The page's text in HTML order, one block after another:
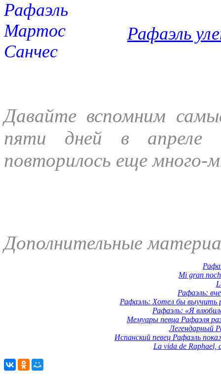
Рафаэль
Давайте вспомним
пяти дней в апреле
повторилось еще много-
Дополнительные
Mi gran
Рафаэль:
Рафаэль: Хотел бы выучить
Рафаэль: «Я
Мемуары певца Рафаэля
Легендарный
Испанский певец Рафаэль
La vida de Raphael,